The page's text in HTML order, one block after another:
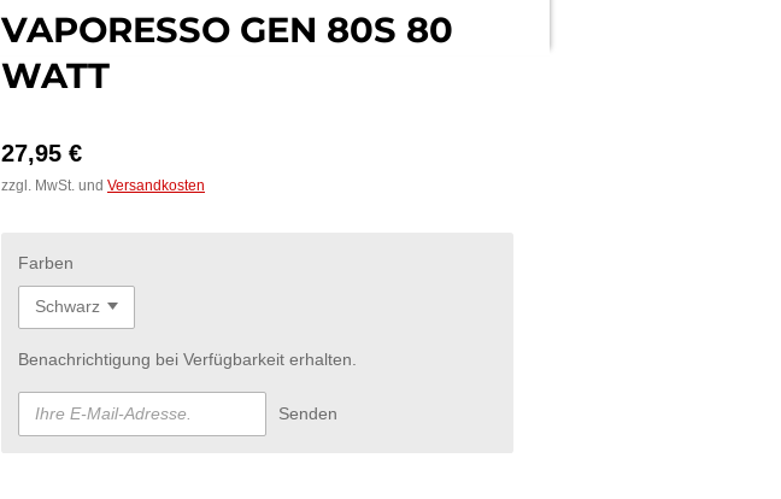
VAPORESSO GEN 80S 80
WATT
27,95 €
zzgl. MwSt. und Versandkosten
Farben
Benachrichtigung bei Verfügbarkeit erhalten.
Senden